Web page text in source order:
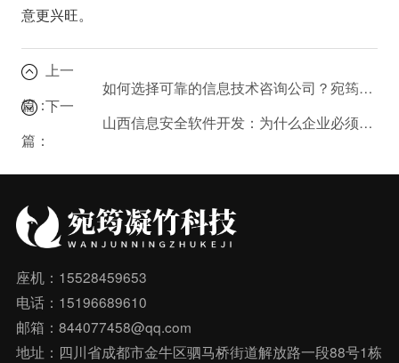
意更兴旺。
上一
篇：
如何选择可靠的信息技术咨询公司？宛筠凝竹科技案例分享
下一
篇：
山西信息安全软件开发：为什么企业必须优先考虑数据安全？
座机：15528459653
电话：15196689610
邮箱：844077458@qq.com
地址：四川省成都市金牛区驷马桥街道解放路一段88号1栋